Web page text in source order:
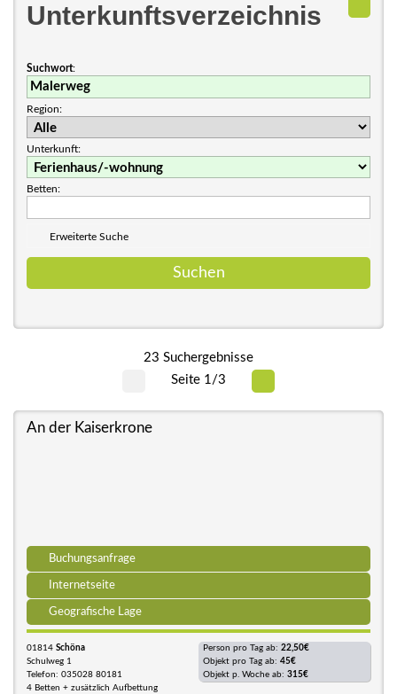
Unterkunftsverzeichnis
Suchwort:
Region:
Unterkunft:
Betten:
Erweiterte Suche
23 Suchergebnisse
Seite 1/3
An der Kaiserkrone
Buchungsanfrage
Internetseite
Geografische Lage
01814 Schöna
Schulweg 1
Telefon: 035028 80181
4 Betten + zusätzlich Aufbettung
Person pro Tag ab: 22,50€
Objekt pro Tag ab: 45€
Objekt p. Woche ab: 315€